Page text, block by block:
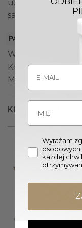
uzupełnienie sof
samodzielny
PARAMETRY
Wymiary pufa (Dł.
Kolor pufa:
Materiał: Tkanina,
KLIENCI
Wyrażam
osobowych
każdej